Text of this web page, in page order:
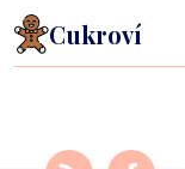
Cukroví